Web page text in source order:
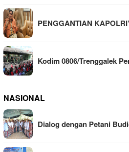
PENGGANTIAN
Kodim 0806/Trenggalek
NASIONAL
Dialog dengan Petani